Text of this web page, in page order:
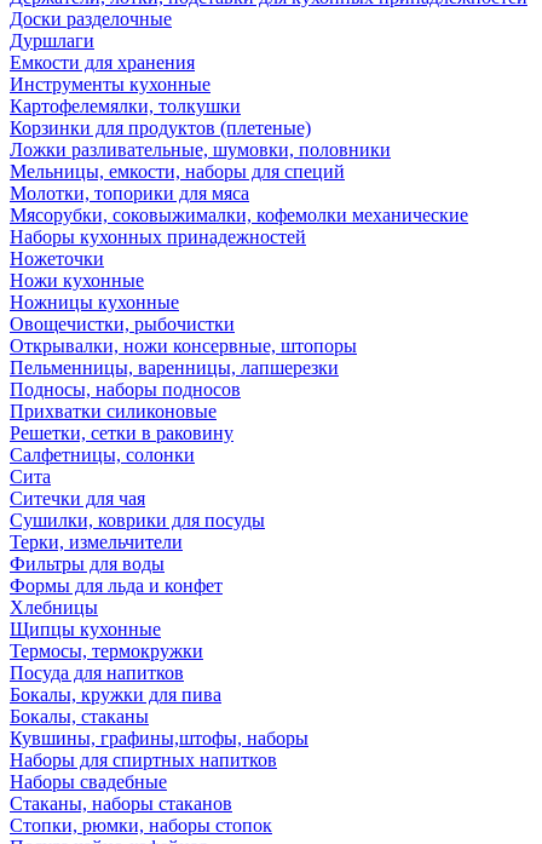
Доски разделочные
Дуршлаги
Емкости для хранения
Инструменты кухонные
Картофелемялки, толкушки
Корзинки для продуктов (плетеные)
Ложки разливательные, шумовки, половники
Мельницы, емкости, наборы для специй
Молотки, топорики для мяса
Мясорубки, соковыжималки, кофемолки механические
Наборы кухонных принадежностей
Ножеточки
Ножи кухонные
Ножницы кухонные
Овощечистки, рыбочистки
Открывалки, ножи консервные, штопоры
Пельменницы, варенницы, лапшерезки
Подносы, наборы подносов
Прихватки силиконовые
Решетки, сетки в раковину
Салфетницы, солонки
Сита
Ситечки для чая
Сушилки, коврики для посуды
Терки, измельчители
Фильтры для воды
Формы для льда и конфет
Хлебницы
Щипцы кухонные
Термосы, термокружки
Посуда для напитков
Бокалы, кружки для пива
Бокалы, стаканы
Кувшины, графины,штофы, наборы
Наборы для спиртных напитков
Наборы свадебные
Стаканы, наборы стаканов
Стопки, рюмки, наборы стопок